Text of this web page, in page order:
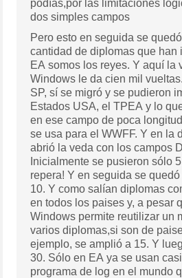
podías,por las limitaciones
dos simples campos
Pero esto en seguida se
cantidad de diplomas que han
EA somos los reyes. Y aquí la
Windows le da cien mil
SP, sí se migró y se pudieron
Estados USA, el TPEA y lo
en ese campo de poca
se usa para el WWFF. Y en la
abrió la veda con los campos
Inicialmente se pusieron sólo
repera! Y en seguida se
10. Y como salían diplomas
en todos los paises y, a pesar
Windows permite reutilizar un
varios diplomas,si son de
ejemplo, se amplió a 15. Y
30. Sólo en EA ya se usan
programa de log en el mundo